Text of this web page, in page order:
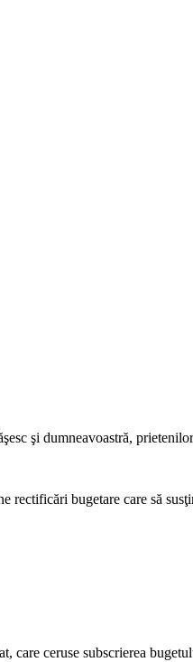
şi dumneavoastră,
bugetare care să
care ceruse subscrierea